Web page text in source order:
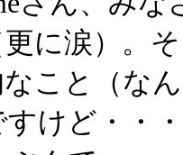
に涙）。
こと（な
けど・・